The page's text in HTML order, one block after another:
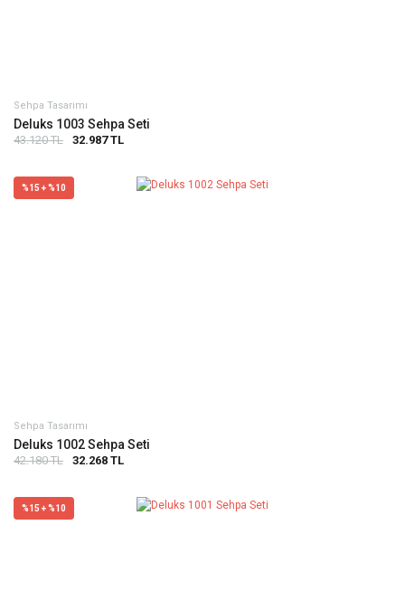
Sehpa Tasarımı
Deluks 1003 Sehpa Seti
43.120 TL 32.987 TL
%15 + %10
Sehpa Tasarımı
Deluks 1002 Sehpa Seti
42.180 TL 32.268 TL
%15 + %10